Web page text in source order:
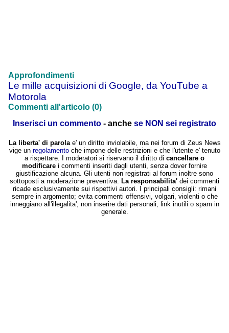
Approfondimenti
Le mille acquisizioni di Google, da YouTube a
Motorola
Commenti all'articolo (0)
Inserisci un commento - anche se NON sei registrato
La liberta' di parolae' un diritto inviolabile, ma nei forum di Zeus News
vige un regolamentoche impone delle restrizioni e che l'utente e' tenuto
a rispettare. I moderatori si riservano il diritto di cancellare o
modificare i commenti inseriti dagli utenti, senza dover fornire
giustificazione alcuna. Gli utenti non registrati al forum inoltre sono
sottoposti a moderazione preventiva. La responsabilita' dei commenti
ricade esclusivamente sui rispettivi autori. I principali consigli: rimani
sempre in argomento; evita commenti offensivi, volgari, violenti o che
inneggiano all'illegalita'; non inserire dati personali, link inutili o spam in
generale.